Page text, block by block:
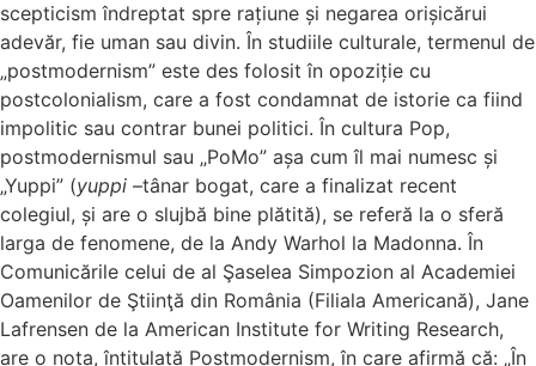
scepticism îndreptat spre rațiune și negarea orișicărui
adevăr, fie uman sau divin. În studiile culturale, termenul de
„postmodernism” este des folosit în opoziție cu
postcolonialism, care a fost condamnat de istorie ca fiind
impolitic sau contrar bunei politici. În cultura Pop,
postmodernismul sau „PoMo” așa cum îl mai numesc și
„Yuppi” (yuppi –tânar bogat, care a finalizat recent
colegiul, și are o slujbă bine plătită), se referă la o sferă
larga de fenomene, de la Andy Warhol la Madonna. În
Comunicările celui de al Şaselea Simpozion al Academiei
Oamenilor de Ştiinţă din România (Filiala Americană), Jane
Lafrensen de la American Institute for Writing Research,
are o nota, întitulată Postmodernism, în care afirmă că: „În